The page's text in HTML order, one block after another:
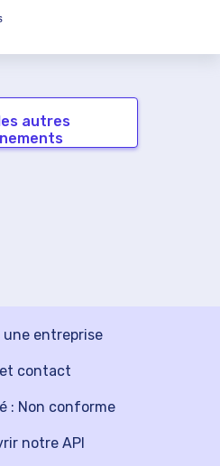
autres
une entreprise
notre API
contact
: Non conforme